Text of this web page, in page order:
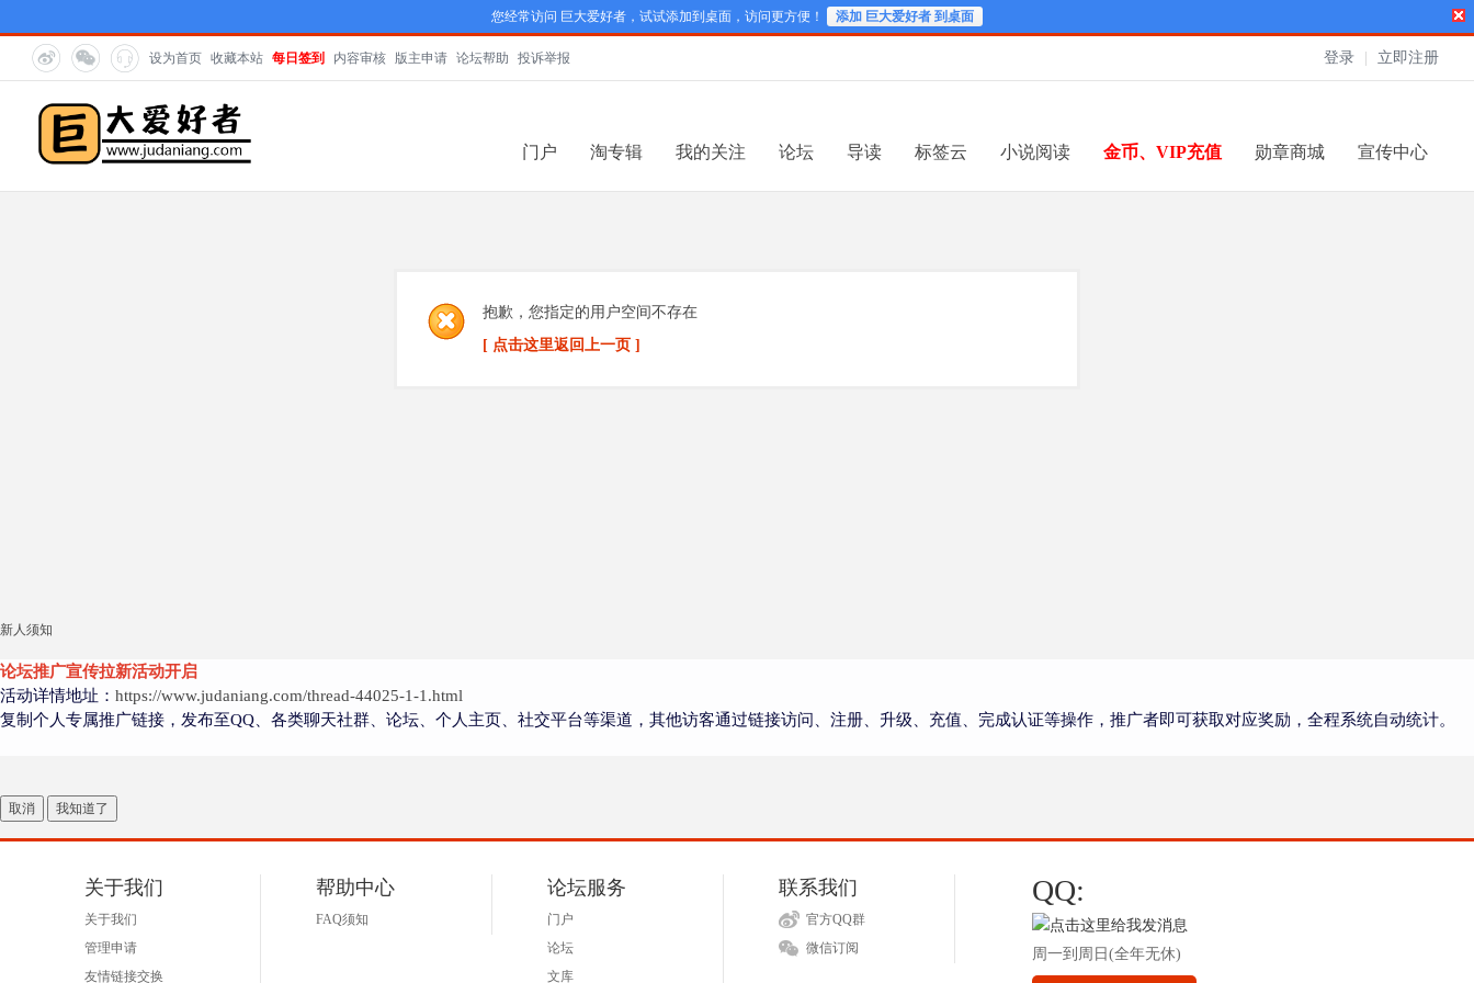
您经常访问 巨大爱好者，试试添加到桌面，访问更方便！ 添加 巨大爱好者 到桌面
登录 立即注册
设为首页 收藏本站 每日签到 内容审核 版主申请 论坛帮助 投诉举报
门户 淘专辑 我的关注 论坛 导读 标签云 小说阅读 金币、VIP充值 勋章商城 宣传中心
抱歉，您指定的用户空间不存在
[ 点击这里返回上一页 ]
新人须知
论坛推广宣传拉新活动开启
活动详情地址： https://www.judaniang.com/thread-44025-1-1.html
复制个人专属推广链接，发布至QQ、各类聊天社群、论坛、个人主页、社交平台等渠道，其他访客通过链接访问、注册、升级、充值、完成认证等操作，推广者即可获取对应奖励，全程系统自动统计。
取消 我知道了
关于我们
关于我们
管理申请
友情链接交换
帮助中心
FAQ须知
论坛服务
门户
论坛
文库
联系我们
官方QQ群
微信订阅
QQ:
周一到周日(全年无休)